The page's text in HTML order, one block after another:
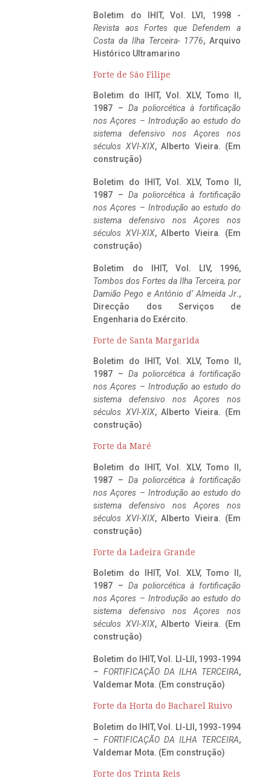
Boletim do IHIT, Vol. LVI, 1998 -
Revista aos Fortes que Defendem a
Costa da Ilha Terceira- 1776, Arquivo
Histórico Ultramarino
Forte de São Filipe
Boletim do IHIT, Vol. XLV, Tomo II,
1987 – Da poliorcética à fortificação
nos Açores – Introdução ao estudo do
sistema defensivo nos Açores nos
séculos XVI-XIX, Alberto Vieira. (Em
construção)
Boletim do IHIT, Vol. XLV, Tomo II,
1987 – Da poliorcética à fortificação
nos Açores – Introdução ao estudo do
sistema defensivo nos Açores nos
séculos XVI-XIX, Alberto Vieira. (Em
construção)
Boletim do IHIT, Vol. LIV, 1996,
Tombos dos Fortes da Ilha Terceira, por
Damião Pego e António d’ Almeida Jr.,
Direcção dos Serviços de
Engenharia do Exército.
Forte de Santa Margarida
Boletim do IHIT, Vol. XLV, Tomo II,
1987 – Da poliorcética à fortificação
nos Açores – Introdução ao estudo do
sistema defensivo nos Açores nos
séculos XVI-XIX, Alberto Vieira. (Em
construção)
Forte da Maré
Boletim do IHIT, Vol. XLV, Tomo II,
1987 – Da poliorcética à fortificação
nos Açores – Introdução ao estudo do
sistema defensivo nos Açores nos
séculos XVI-XIX, Alberto Vieira. (Em
construção)
Forte da Ladeira Grande
Boletim do IHIT, Vol. XLV, Tomo II,
1987 – Da poliorcética à fortificação
nos Açores – Introdução ao estudo do
sistema defensivo nos Açores nos
séculos XVI-XIX, Alberto Vieira. (Em
construção)
Boletim do IHIT, Vol. LI-LII, 1993-1994
– FORTIFICAÇÃO DA ILHA TERCEIRA,
Valdemar Mota. (Em construção)
Forte da Horta do Bacharel Ruivo
Boletim do IHIT, Vol. LI-LII, 1993-1994
– FORTIFICAÇÃO DA ILHA TERCEIRA,
Valdemar Mota. (Em construção)
Forte dos Trinta Reis